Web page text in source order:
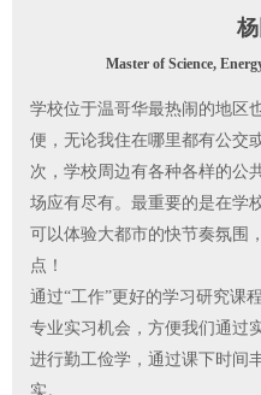
Master of Science,
学校位于温哥华最热闹的地区
便，无论我住在哪里都有公交
次，学校周边有各种各样的公
场应有尽有。最重要的是在学
可以体验大都市的快节奏氛围
点！
通过“工作”更好的学习研究课
专业实习机会，方便我们通过
进行勤工俭学，通过课下时间
实。